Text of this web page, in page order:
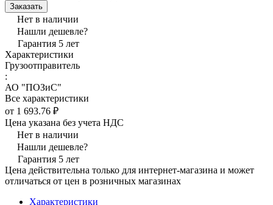
Заказать
Нет в наличии
Нашли дешевле?
Гарантия 5 лет
Характеристики
Грузоотправитель
:
АО "ПОЗиС"
Все характеристики
от 1 693.76 ₽
Цена указана без учета НДС
Нет в наличии
Нашли дешевле?
Гарантия 5 лет
Цена действительна только для интернет-магазина и может
отличаться от цен в розничных магазинах
Характеристики